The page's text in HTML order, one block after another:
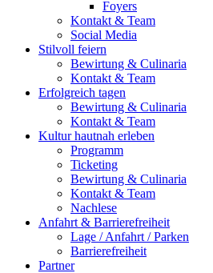
Foyers
Kontakt & Team
Social Media
Stilvoll feiern
Bewirtung & Culinaria
Kontakt & Team
Erfolgreich tagen
Bewirtung & Culinaria
Kontakt & Team
Kultur hautnah erleben
Programm
Ticketing
Bewirtung & Culinaria
Kontakt & Team
Nachlese
Anfahrt & Barrierefreiheit
Lage / Anfahrt / Parken
Barrierefreiheit
Partner